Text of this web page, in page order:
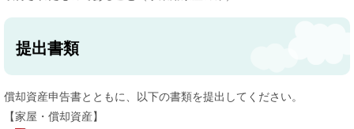
提出書類
償却資産申告書とともに、以下の書類を提出してください。
【家屋・償却資産】